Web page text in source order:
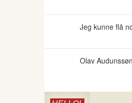
Jeg kunne flå
Olav